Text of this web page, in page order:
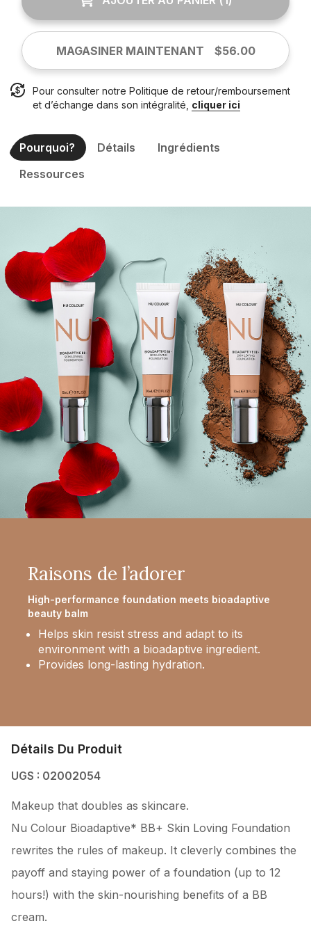
MAGASINER MAINTENANT $56.00
Pour consulter notre Politique de retour/remboursement
et d’échange dans son intégralité, cliquer ici
Pourquoi? Détails
Ingrédients
Ressources
Raisons de l’adorer
High-performance foundation meets bioadaptive
beauty balm
Helps skin resist stress and adapt to its
environment with a bioadaptive ingredient.
Provides long-lasting hydration.
Détails Du Produit
UGS : 02002054
Makeup that doubles as skincare.
Nu Colour Bioadaptive* BB+ Skin Loving Foundation
rewrites the rules of makeup. It cleverly combines the
payoff and staying power of a foundation (up to 12
hours!) with the skin-nourishing benefits of a BB
cream.